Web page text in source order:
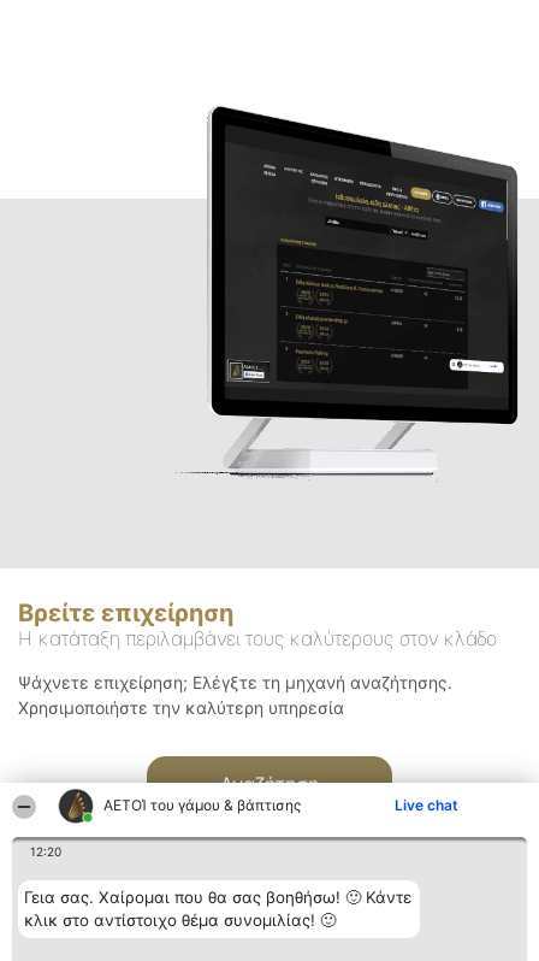
ΑΕΤΟΊ του γάμου & βάπτισης Live chat
12:20
Γεια σας. Χαίρομαι που θα σας βοηθήσω! 🙂 Κάντε
κλικ στο αντίστοιχο θέμα συνομιλίας! 🙂
Βρείτε επιχείρηση
Η κατάταξη περιλαμβάνει τους καλύτερους στον κλάδο
Ψάχνετε επιχείρηση; Ελέγξτε τη μηχανή αναζήτησης.
Χρησιμοποιήστε την καλύτερη υπηρεσία
Αναζήτηση